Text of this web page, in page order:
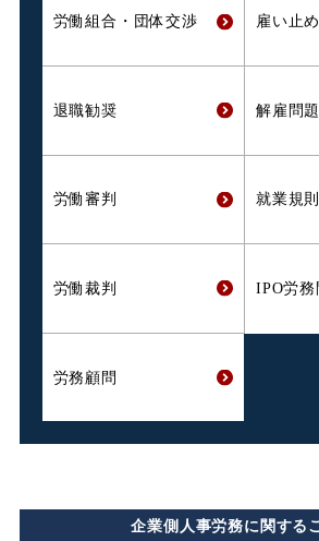
労働組合・ 団体交渉 雇い止め
退職勧奨 解雇問題
労働審判 就業規則
労働裁判 IPO労務
労務顧問
企業側人事労務に関する